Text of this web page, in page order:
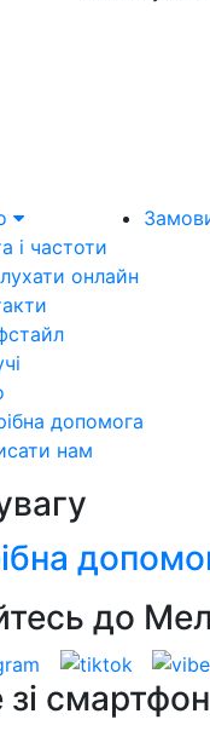
і частоти
онлайн
допомога
нам
до
зі